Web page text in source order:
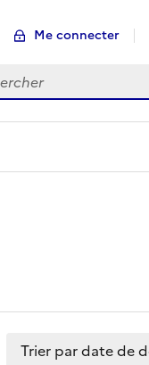
Me connecter
Trier la liste